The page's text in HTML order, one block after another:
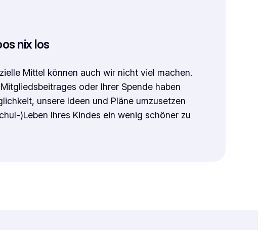
nix los
Mittel können auch wir nicht viel machen.
oder Ihrer Spende haben
unsere Ideen und Pläne umzusetzen
)Leben Ihres Kindes ein wenig schöner zu